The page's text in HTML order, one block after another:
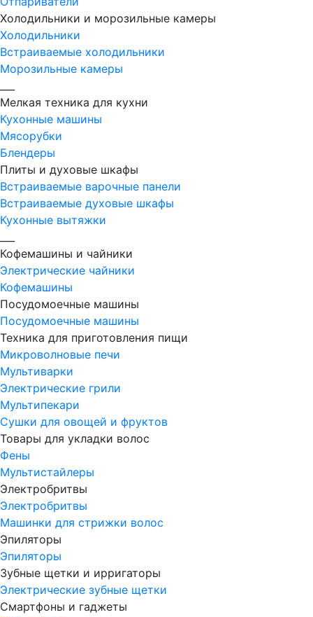
Холодильники и морозильные камеры
Холодильники
Встраиваемые холодильники
Морозильные камеры
Мелкая техника для кухни
Кухонные машины
Мясорубки
Блендеры
Плиты и духовые шкафы
Встраиваемые варочные панели
Встраиваемые духовые шкафы
Кухонные вытяжки
Кофемашины и чайники
Электрические чайники
Кофемашины
Посудомоечные машины
Посудомоечные машины
Техника для приготовления пищи
Микроволновые печи
Мультиварки
Электрические грили
Мультипекари
Сушки для овощей и фруктов
Товары для укладки волос
Фены
Мультистайлеры
Электробритвы
Электробритвы
Машинки для стрижки волос
Эпиляторы
Эпиляторы
Зубные щетки и ирригаторы
Электрические зубные щетки
Смартфоны и гаджеты